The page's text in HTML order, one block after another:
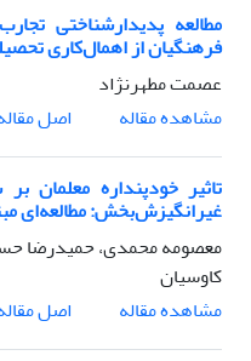
مطالعه پدیدارشناختی
فرهنگیان از اهمال‌کاری
عصمت مطهرنژاد
مشاهده مقاله
اصل
تاثیر خودپنداره
غیرانگیزش‌بخش: مطالعه‌ای
معصومه محمدی، حمیدرضا
کاوسیان
مشاهده مقاله
اصل